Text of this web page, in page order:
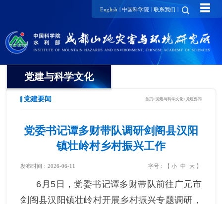
English | 中国科学院 | 联系我们 | ☰
党建与科学文化
纪委
工会
党建要闻 首页>党建与科学文化>党建要闻
党委书记谭多财带队调研剑阁县汉阳
镇壮岭村乡村振兴工作
发布时间：2026-06-11 字号：【 小 中 大】
6 月 5 日，党委书记谭多财带队前往广元市
剑阁县汉阳镇壮岭村开展乡村振兴专题调研，